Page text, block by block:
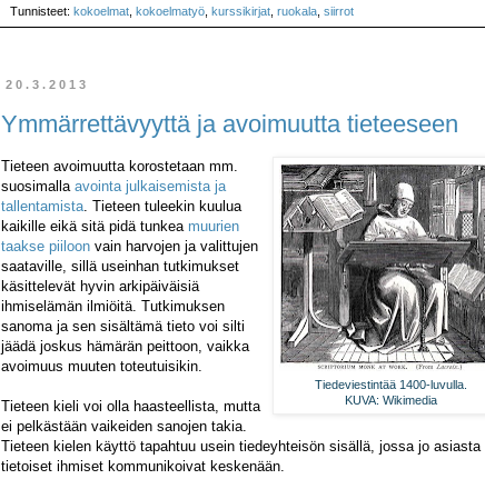
Tunnisteet: kokoelmat, kokoelmatyö, kurssikirjat, ruokala, siirrot
20.3.2013
Ymmärrettävyyttä ja avoimuutta tieteeseen
Tiedeviestintää 1400-luvulla.
KUVA: Wikimedia
Tieteen avoimuutta korostetaan mm.
suosimalla avointa julkaisemista ja
tallentamista. Tieteen tuleekin kuulua
kaikille eikä sitä pidä tunkea muurien
taakse piiloon vain harvojen ja valittujen
saataville, sillä useinhan tutkimukset
käsittelevät hyvin arkipäiväisiä
ihmiselämän ilmiöitä. Tutkimuksen
sanoma ja sen sisältämä tieto voi silti
jäädä joskus hämärän peittoon, vaikka
avoimuus muuten toteutuisikin.
Tieteen kieli voi olla haasteellista, mutta
ei pelkästään vaikeiden sanojen takia.
Tieteen kielen käyttö tapahtuu usein tiedeyhteisön sisällä, jossa jo asiasta
tietoiset ihmiset kommunikoivat keskenään.